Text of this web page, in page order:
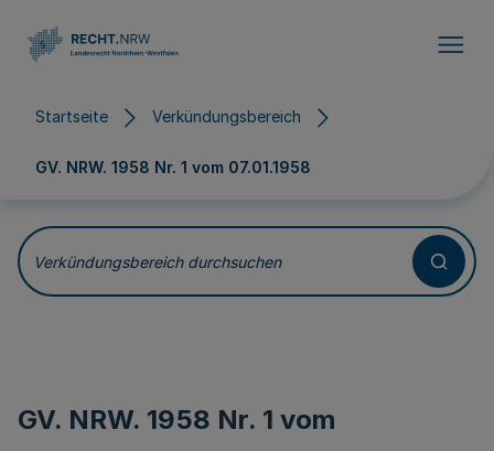
Startseite Verkündungsbereich
GV. NRW. 1958 Nr. 1 vom 07.01.1958
Verkündungsbereich durchsuchen
GV. NRW. 1958 Nr. 1 vom